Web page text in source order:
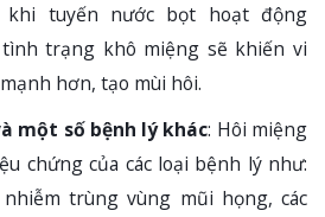
khi tuyến nước bọt hoạt động
trạng khô miệng sẽ khiến vi
hơn, tạo mùi hôi.
một số bệnh lý khác: Hôi miệng
chứng của các loại bệnh lý như:
trùng vùng mũi họng, các